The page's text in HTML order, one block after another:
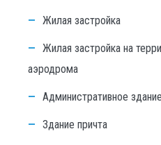
Жилая застройка
Жилая застройка на
аэродрома
Административное здание
Здание причта